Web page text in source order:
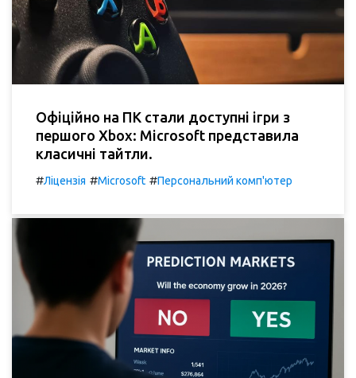
Офіційно на ПК стали доступні ігри з
першого Xbox: Microsoft представила
класичні тайтли.
#Ліцензія #Microsoft #Персональний комп'ютер